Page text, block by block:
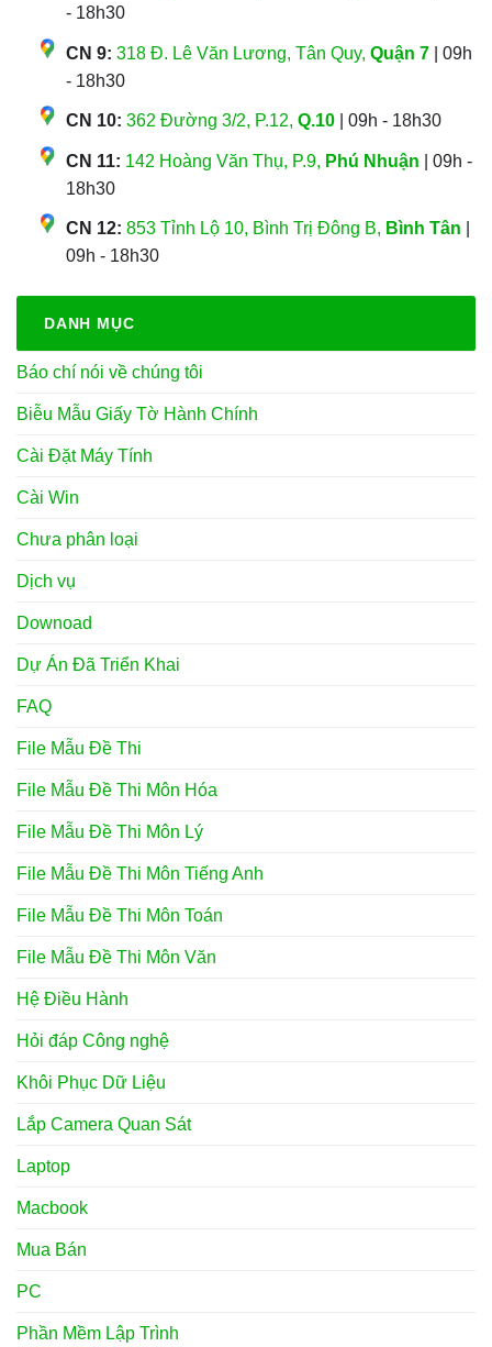
- 18h30
CN 9: 318 Đ. Lê Văn Lương, Tân Quy, Quận 7 | 09h
- 18h30
CN 10: 362 Đường 3/2, P.12, Q.10 | 09h - 18h30
CN 11: 142 Hoàng Văn Thụ, P.9, Phú Nhuận | 09h -
18h30
CN 12: 853 Tỉnh Lộ 10, Bình Trị Đông B, Bình Tân
09h - 18h30
DANH MỤC
Báo chí nói về chúng tôi
Biễu Mẫu Giấy Tờ Hành Chính
Cài Đặt Máy Tính
Cài Win
Chưa phân loại
Dịch vụ
Downoad
Dự Án Đã Triển Khai
FAQ
File Mẫu Đề Thi
File Mẫu Đề Thi Môn Hóa
File Mẫu Đề Thi Môn Lý
File Mẫu Đề Thi Môn Tiếng Anh
File Mẫu Đề Thi Môn Toán
File Mẫu Đề Thi Môn Văn
Hệ Điều Hành
Hỏi đáp Công nghệ
Khôi Phục Dữ Liệu
Lắp Camera Quan Sát
Laptop
Macbook
Mua Bán
PC
Phần Mềm Lập Trình